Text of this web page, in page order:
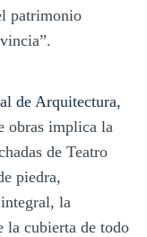
patrimonio
de Arquitectura,
obras implica la
de Teatro
piedra,
la
la cubierta de todo